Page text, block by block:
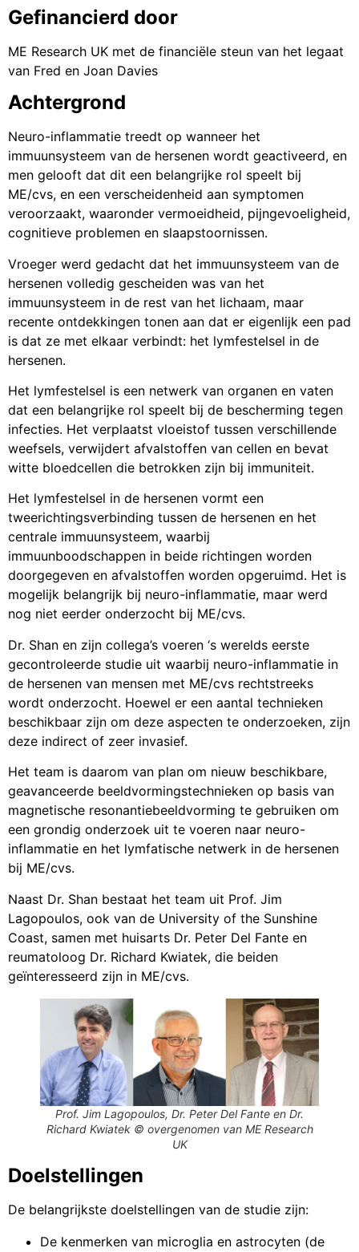
Gefinancierd door
ME Research UK met de financiële steun van het legaat
van Fred en Joan Davies
Achtergrond
Neuro-inflammatie treedt op wanneer het
immuunsysteem van de hersenen wordt geactiveerd, en
men gelooft dat dit een belangrijke rol speelt bij
ME/cvs, en een verscheidenheid aan symptomen
veroorzaakt, waaronder vermoeidheid, pijngevoeligheid,
cognitieve problemen en slaapstoornissen.
Vroeger werd gedacht dat het immuunsysteem van de
hersenen volledig gescheiden was van het
immuunsysteem in de rest van het lichaam, maar
recente ontdekkingen tonen aan dat er eigenlijk een pad
is dat ze met elkaar verbindt: het lymfestelsel in de
hersenen.
Het lymfestelsel is een netwerk van organen en vaten
dat een belangrijke rol speelt bij de bescherming tegen
infecties. Het verplaatst vloeistof tussen verschillende
weefsels, verwijdert afvalstoffen van cellen en bevat
witte bloedcellen die betrokken zijn bij immuniteit.
Het lymfestelsel in de hersenen vormt een
tweerichtingsverbinding tussen de hersenen en het
centrale immuunsysteem, waarbij
immuunboodschappen in beide richtingen worden
doorgegeven en afvalstoffen worden opgeruimd. Het is
mogelijk belangrijk bij neuro-inflammatie, maar werd
nog niet eerder onderzocht bij ME/cvs.
Dr. Shan en zijn collega’s voeren ‘s werelds eerste
gecontroleerde studie uit waarbij neuro-inflammatie in
de hersenen van mensen met ME/cvs rechtstreeks
wordt onderzocht. Hoewel er een aantal technieken
beschikbaar zijn om deze aspecten te onderzoeken, zijn
deze indirect of zeer invasief.
Het team is daarom van plan om nieuw beschikbare,
geavanceerde beeldvormingstechnieken op basis van
magnetische resonantiebeeldvorming te gebruiken om
een grondig onderzoek uit te voeren naar neuro-
inflammatie en het lymfatische netwerk in de hersenen
bij ME/cvs.
Naast Dr. Shan bestaat het team uit Prof. Jim
Lagopoulos, ook van de University of the Sunshine
Coast, samen met huisarts Dr. Peter Del Fante en
reumatoloog Dr. Richard Kwiatek, die beiden
geïnteresseerd zijn in ME/cvs.
Prof. Jim Lagopoulos, Dr. Peter Del Fante en Dr.
Richard Kwiatek © overgenomen van ME Research
UK
Doelstellingen
De belangrijkste doelstellingen van de studie zijn:
De kenmerken van microglia en astrocyten (de